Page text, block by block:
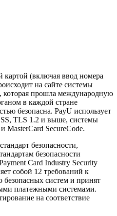
картой (включая ввод номера
на сайте системы
которая прошла международную
в каждой стране
безопасна. PayU использует
TLS 1.2 и выше, системы
MasterCard SecureCode.
безопасности,
безопасности
Card Industry Security
собой 12 требований к
систем и принят
платежными системами.
на соответствие